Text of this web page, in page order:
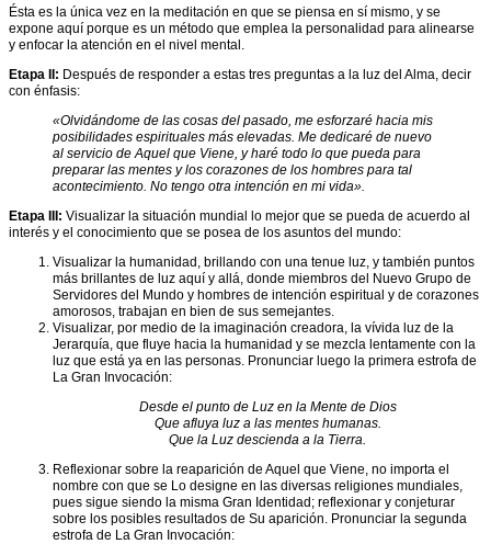
reflexivas
Meditación
atraer
dinero
espirituales
Meditación
sobre
reaparición
de
Aquel
que
Pasar
del
a
Afrontar
las
injusticias
sociales
Entender
la
Lenguaje
no
sexista
Mantras
y
Afirmaciones
Libros
Azules
social
inclusiva
Artículos
Charlas
Bailey
Colaboración
intergrupo
Comprendiendo
creación
Consejos
Cursos
Escuela
Ésta es la única vez en la meditación en que se piensa en sí mismo, y se
expone aquí porque es un método que emplea la personalidad para alinearse
y enfocar la atención en el nivel mental.
Etapa II: Después de responder a estas tres preguntas a la luz del Alma, decir
con énfasis:
«Olvidándome de las cosas del pasado, me esforzaré hacia mis
posibilidades espirituales más elevadas. Me dedicaré de nuevo
al servicio de Aquel que Viene, y haré todo lo que pueda para
preparar las mentes y los corazones de los hombres para tal
acontecimiento. No tengo otra intención en mi vida».
Etapa III: Visualizar la situación mundial lo mejor que se pueda de acuerdo al
interés y el conocimiento que se posea de los asuntos del mundo:
Visualizar la humanidad, brillando con una tenue luz, y también puntos
más brillantes de luz aquí y allá, donde miembros del Nuevo Grupo de
Servidores del Mundo y hombres de intención espiritual y de corazones
amorosos, trabajan en bien de sus semejantes.
Visualizar, por medio de la imaginación creadora, la vívida luz de la
Jerarquía, que fluye hacia la humanidad y se mezcla lentamente con la
luz que está ya en las personas. Pronunciar luego la primera estrofa de
La Gran Invocación:
Desde el punto de Luz en la Mente de Dios
Que afluya luz a las mentes humanas.
Que la Luz descienda a la Tierra.
Reflexionar sobre la reaparición de Aquel que Viene, no importa el
nombre con que se Lo designe en las diversas religiones mundiales,
pues sigue siendo la misma Gran Identidad; reflexionar y conjeturar
sobre los posibles resultados de Su aparición. Pronunciar la segunda
estrofa de La Gran Invocación: